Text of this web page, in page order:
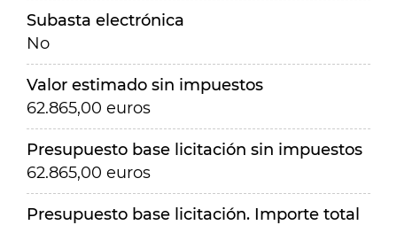
Subasta electrónica
No
Valor estimado sin impuestos
62.865,00 euros
Presupuesto base licitación sin impuestos
62.865,00 euros
Presupuesto base licitación. Importe total